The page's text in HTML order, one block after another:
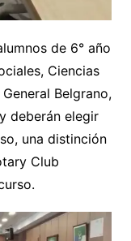
de 6° año
Ciencias
Belgrano,
deberán elegir
una distinción
Club